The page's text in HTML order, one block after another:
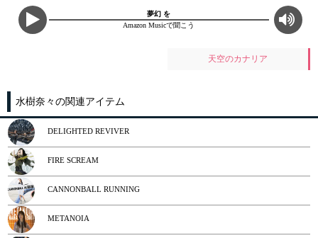
夢幻 を
Amazon Musicで聞こう
天空のカナリア
水樹奈々の関連アイテム
DELIGHTED REVIVER
FIRE SCREAM
CANNONBALL RUNNING
METANOIA